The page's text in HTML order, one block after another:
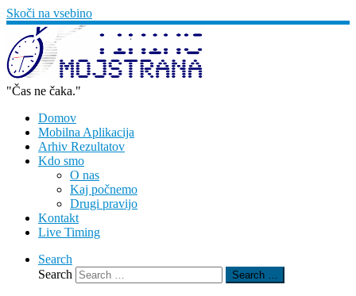
Skoči na vsebino
"Čas ne čaka."
Domov
Mobilna Aplikacija
Arhiv Rezultatov
Kdo smo
O nas
Kaj počnemo
Drugi pravijo
Kontakt
Live Timing
Search
Search
Search …